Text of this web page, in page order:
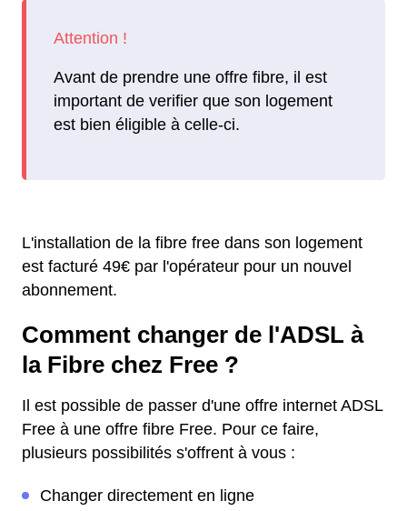
Avant de prendre une offre fibre, il est
important de verifier que son logement
est bien éligible à celle-ci.
L'installation de la fibre free dans son logement
est facturé 49€ par l'opérateur pour un nouvel
abonnement.
Comment changer de l'ADSL à
la Fibre chez Free ?
Il est possible de passer d'une offre internet ADSL
Free à une offre fibre Free. Pour ce faire,
plusieurs possibilités s'offrent à vous :
Changer directement en ligne